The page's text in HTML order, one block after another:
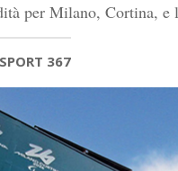
per Milano, Cortina, e
367